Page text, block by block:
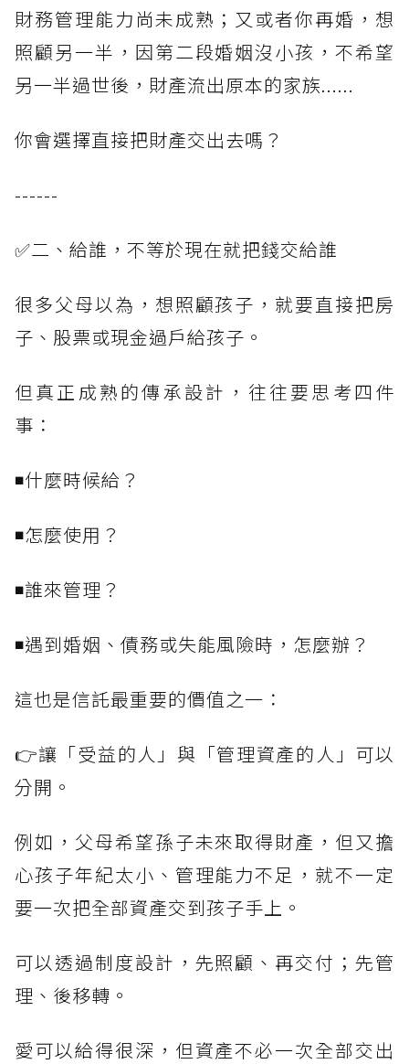
財務管理能力尚未成熟；又或者你再婚，想
照顧另一半，因第二段婚姻沒小孩，不希望
另一半過世後，財產流出原本的家族......
你會選擇直接把財產交出去嗎？
------
✅二、給誰，不等於現在就把錢交給誰
很多父母以為，想照顧孩子，就要直接把房
子、股票或現金過戶給孩子。
但真正成熟的傳承設計，往往要思考四件
事：
◾什麼時候給？
◾怎麼使用？
◾誰來管理？
◾遇到婚姻、債務或失能風險時，怎麼辦？
這也是信託最重要的價值之一：
👉讓「受益的人」與「管理資產的人」可以
分開。
例如，父母希望孫子未來取得財產，但又擔
心孩子年紀太小、管理能力不足，就不一定
要一次把全部資產交到孩子手上。
可以透過制度設計，先照顧、再交付；先管
理、後移轉。
愛可以給得很深，但資產不必一次全部交出